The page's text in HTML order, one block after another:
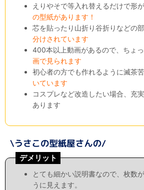
えりやそで等入れ替えるだけで形
の型紙があります！
芯を貼ったり山折り谷折りなどの
分けされています
400本以上動画があるので、ちょ
画で見られます
初心者の方でも作れるように滅茶
いています
コスプレなど改造したい場合、充
あります
デメリット
とても細かい説明書なので、枚数
うに見えます。